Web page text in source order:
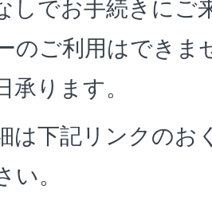
しでお手続きにご
のご利用はできま
承ります。
は下記リンクのお
い。